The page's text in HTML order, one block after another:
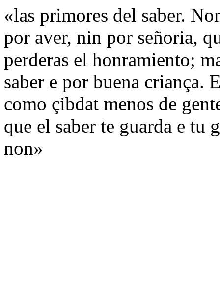
«las primores del saber.
por aver, nin por señoria,
perderas el honramiento;
saber e por buena criança.
como çibdat menos de
que el saber te guarda e tu
non»